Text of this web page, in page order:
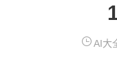
AI大